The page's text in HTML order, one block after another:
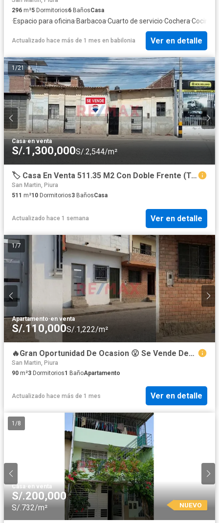
296 m²5 Dormitorios6 BañosCasa
·Espacio para oficina·Barbacoa·Cuarto de servicio·Cochera·Cocina
Actualizado hace más de 1 mes en babilonia Ver en detalle
1 /21
Casa·en venta
S/.1,300,000S/.2,544/m²
🏷️ Casa En Venta 511.35 M2 Con Doble Frente (Terreno De Calle A Calle) Y Gran Potencial De Transformación
San Martin, Piura
511 m²10 Dormitorios3 BañosCasa
Actualizado hace 1 semana Ver en detalle
1/7
Apartamento·en venta
S/.110,000S/.1,222/m²
🔥Gran Oportunidad De Ocasion 😮 Se Vende Departamento 1 Piso 📮 Calle Libertad 521 Castilla 📐 90 M2
San Martin, Piura
90 m²3 Dormitorios1 BañoApartamento
Actualizado hace más de 1 mes Ver en detalle
1 /8
Casa · en venta
S/.200,000
S/.732/m² NUEVO